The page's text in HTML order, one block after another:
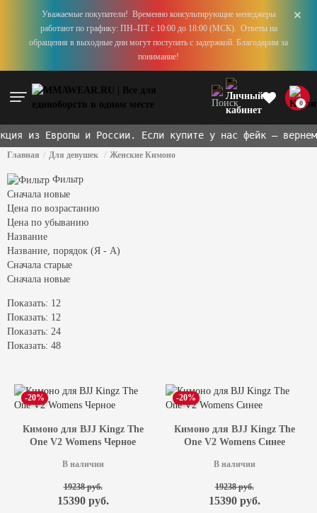
+
Уважаемые покупатели! Временно консультирующие менеджеры
работают по графику: ПН–ПТ с 10:00 до 18:00 (МСК). Ответы на
обращения в выходные дни могут поступать с задержкой. Благодарим за
понимание!
0
из Европы и России. Если купите у нас фейк — вернемx10
Главная Для девушек Женские Кимоно
Фильтр
Сначала новые
Цена по возрастанию
Цена по убыванию
Название
Название, порядок (Я - А)
Сначала старые
Сначала новые
Показать: 12
Показать: 12
Показать: 24
Показать: 48
-20%
Кимоно для BJJ Kingz The
One V2 Womens Черное
В наличии
19238 руб.
15390 руб.
-20%
Кимоно для BJJ Kingz The
One V2 Womens Синее
В наличии
19238 руб.
15390 руб.